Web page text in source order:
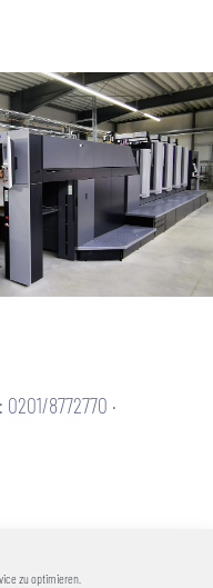
zu optimieren.
0201/8772770 ·